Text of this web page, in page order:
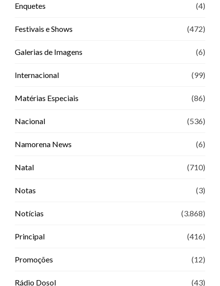
Enquetes (4)
Festivais e Shows (472)
Galerias de Imagens (6)
Internacional (99)
Matérias Especiais (86)
Nacional (536)
Namorena News (6)
Natal (710)
Notas (3)
Notícias (3.868)
Principal (416)
Promoções (12)
Rádio Dosol (43)